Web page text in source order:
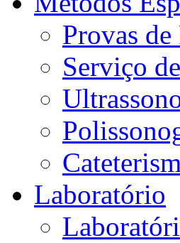
Provas
Serviço
Laboratório